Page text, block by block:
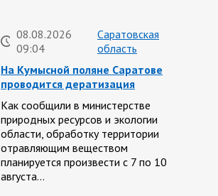
08.08.2026
09:04
Саратовская
область
На Кумысной поляне Саратове
проводится дератизация
Как сообщили в министерстве
природных ресурсов и экологии
области, обработку территории
отравляющим веществом
планируется произвести с 7 по 10
августа…